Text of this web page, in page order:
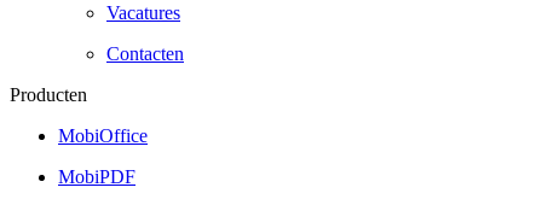
Vacatures
Contacten
Producten
MobiOffice
MobiPDF